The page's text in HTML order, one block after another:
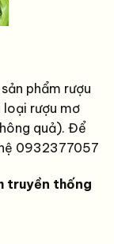
phẩm rượu
rượu mơ
quả). Để
0932377057
truyền thống